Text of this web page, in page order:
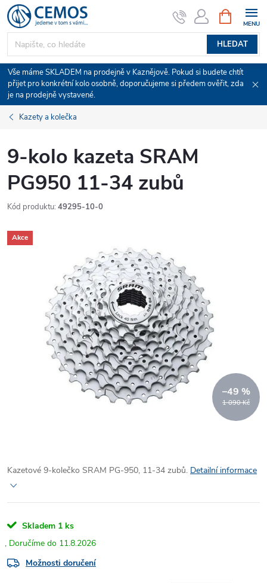
Přejít
na
obsah
HLEDAT
NÁKUPNÍ
KOŠÍK
Vše máme SKLADEM na prodejně v Kaznějově. Pokud si budete chtít
přijet pro konkrétní kolo osobně, doporučujeme si předem ověřit, zda
je na prodejně vystavené.
Kazety a kolečka
9-kolo kazeta SRAM
PG950 11-34 zubů
Kód produktu: 49295-10-0
Akce
1 090 Kč
–49 %
Kazetové 9-kolečko SRAM PG-950, 11-34 zubů. Detailní informace
Skladem 1 ks
11.8.2026
Možnosti doručení